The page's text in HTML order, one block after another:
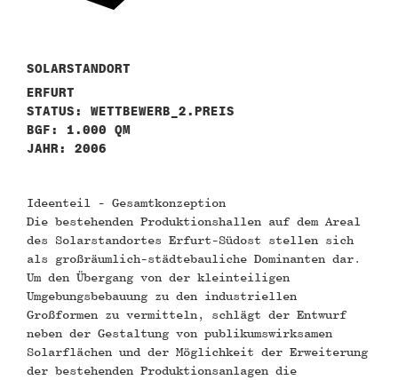
SOLARSTANDORT
ERFURT
STATUS: WETTBEWERB_2.PREIS
BGF: 1.000 QM
JAHR: 2006
Ideenteil - Gesamtkonzeption
Die bestehenden Produktionshallen auf dem Areal
des Solarstandortes Erfurt-Südost stellen sich
als großräumlich-städtebauliche Dominanten dar.
Um den Übergang von der kleinteiligen
Umgebungsbebauung zu den industriellen
Großformen zu vermitteln, schlägt der Entwurf
neben der Gestaltung von publikumswirksamen
Solarflächen und der Möglichkeit der Erweiterung
der bestehenden Produktionsanlagen die